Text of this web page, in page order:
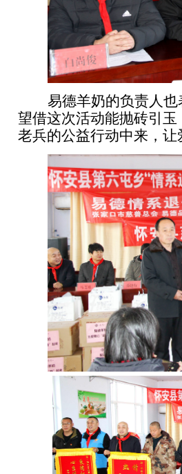
易德羊奶的负责人
望借这次活动能抛砖引
老兵的公益行动中来，